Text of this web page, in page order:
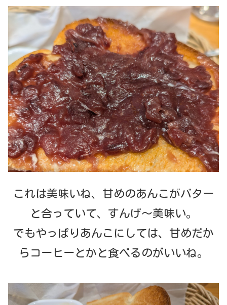
これは美味いね、甘めのあんこがバター
と合っていて、すんげ～美味い。
でもやっぱりあんこにしては、甘めだか
らコーヒーとかと食べるのがいいね。